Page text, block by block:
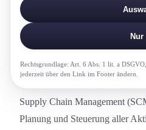
Nur
Rechtsgrundlage: Art. 6 Abs. 1 lit. a
jederzeit über den Link im Footer ändern.
Ganzheit­liche Steuerung
und Geldflüsse entlang der
Wertschöpfungs­kette.
Supply Chain Management
Planung und Steuerung aller